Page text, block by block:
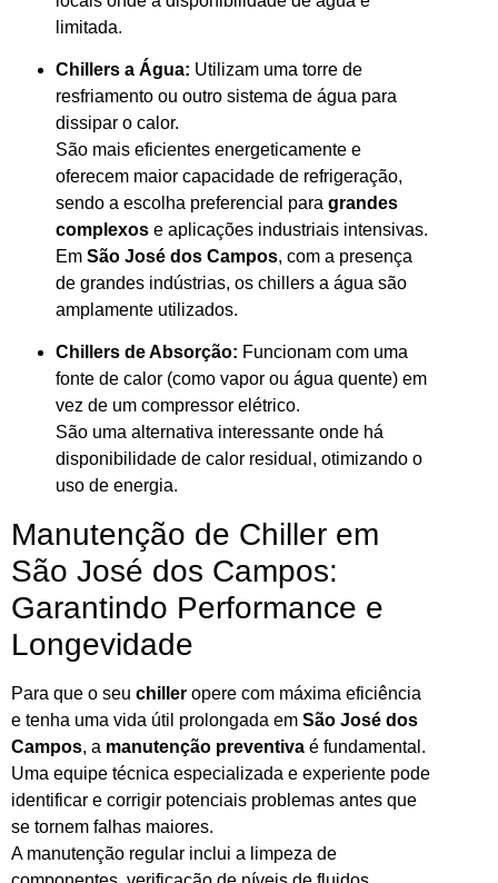
limitada.
Chillers a Água: Utilizam uma torre de
resfriamento ou outro sistema de água para
dissipar o calor.
São mais eficientes energeticamente e
oferecem maior capacidade de refrigeração,
sendo a escolha preferencial para grandes
complexos e aplicações industriais intensivas.
Em São José dos Campos, com a presença
de grandes indústrias, os chillers a água são
amplamente utilizados.
Chillers de Absorção: Funcionam com uma
fonte de calor (como vapor ou água quente) em
vez de um compressor elétrico.
São uma alternativa interessante onde há
disponibilidade de calor residual, otimizando o
uso de energia.
Manutenção de Chiller em
São José dos Campos:
Garantindo Performance e
Longevidade
Para que o seu chiller opere com máxima eficiência
e tenha uma vida útil prolongada em São José dos
Campos, a manutenção preventiva é fundamental.
Uma equipe técnica especializada e experiente pode
identificar e corrigir potenciais problemas antes que
se tornem falhas maiores.
A manutenção regular inclui a limpeza de